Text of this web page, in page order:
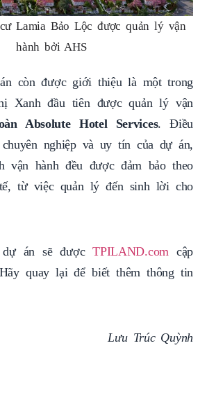
Lamia Bảo Lộc được quản lý vận
hành bởi AHS
còn được giới thiệu là một trong
Xanh đầu tiên được quản lý vận
Absolute Hotel Services. Điều
nghiệp và uy tín của dự án,
vận hành đều được đảm bảo theo
từ việc quản lý đến sinh lời cho
án sẽ đượcTPILAND.com cập
quay lại để biết thêm thông tin
Lưu Trúc Quỳnh